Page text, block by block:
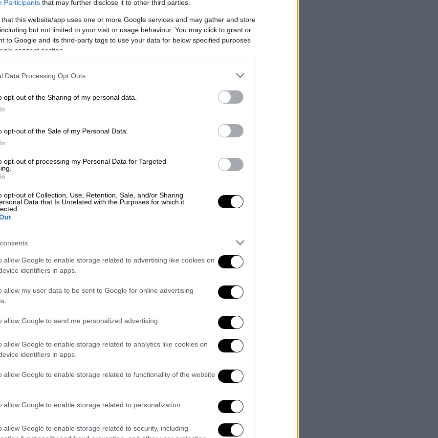
Participants that may further disclose it to other third parties.
that this website/app uses one or more Google services and may gather and store
but not limited to your visit or usage behaviour. You may click to grant or
to Google and its third-party tags to use your data for below specified purposes
consent section.
Data Processing Opt Outs
opt-out of the Sharing of my personal data.
opt-out of the Sale of my Personal Data.
opt-out of processing my Personal Data for Targeted
opt-out of Collection, Use, Retention, Sale, and/or Sharing
Data that Is Unrelated with the Purposes for which it
allow Google to enable storage related to advertising like cookies on
identifiers in apps.
allow my user data to be sent to Google for online advertising
allow Google to send me personalized advertising.
allow Google to enable storage related to analytics like cookies on
identifiers in apps.
allow Google to enable storage related to functionality of the website
allow Google to enable storage related to personalization.
allow Google to enable storage related to security, including
πάνω από27 εκατομμύρια προβολές
που λένε ότι ηθεωρία είναι «κοινή
οJasonπιάνει τα κορόνα - γράμματα.
διαδεδομένες» και «πιο επικίνδυνες»
η Kathryn Olmsted, καθηγήτρια
στο Ντέιβις
στο διαδίκτυο. Η κλίμακα είναι
Public Policy της Σχολής Κένεντι του
ως επίθεση στην αλυσίδα
αυτής της κλίμακας εκτοπίζουν τις